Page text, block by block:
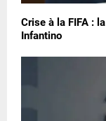
Crise à la FIFA :
Infantino